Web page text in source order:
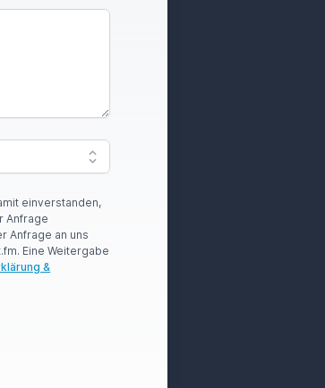
einverstanden,
Anfrage
Anfrage an uns
Eine Weitergabe
&